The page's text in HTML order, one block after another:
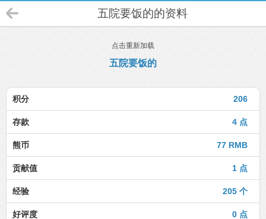
五院要饭的的资料
点击重新加载
五院要饭的
206
积分
4 点
存款
77 RMB
熊币
1 点
贡献值
205 个
经验
0 点
好评度